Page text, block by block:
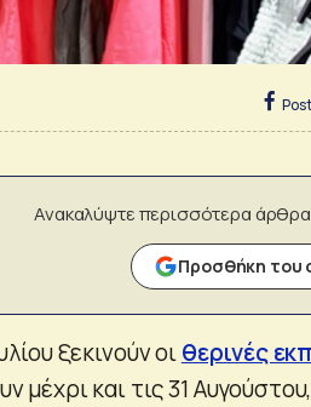
Ανακαλύψτε περισσότερα
Προσθήκη του
ξεκινούν οιθερινές
μέχρι και τις 31